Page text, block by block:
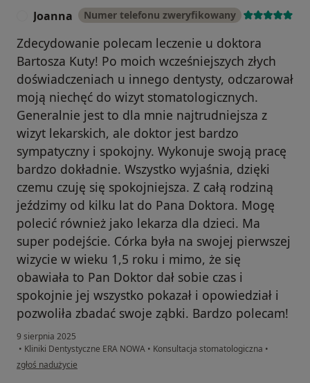
Joanna Numer telefonu zweryfikowany
Zdecydowanie polecam leczenie u doktora
Bartosza Kuty! Po moich wcześniejszych złych
doświadczeniach u innego dentysty, odczarował
moją niechęć do wizyt stomatologicznych.
Generalnie jest to dla mnie najtrudniejsza z
wizyt lekarskich, ale doktor jest bardzo
sympatyczny i spokojny. Wykonuje swoją pracę
bardzo dokładnie. Wszystko wyjaśnia, dzięki
czemu czuję się spokojniejsza. Z całą rodziną
jeździmy od kilku lat do Pana Doktora. Mogę
polecić również jako lekarza dla dzieci. Ma
super podejście. Córka była na swojej pierwszej
wizycie w wieku 1,5 roku i mimo, że się
obawiała to Pan Doktor dał sobie czas i
spokojnie jej wszystko pokazał i opowiedział i
pozwoliła zbadać swoje ząbki. Bardzo polecam!
9 sierpnia 2025
• Kliniki Dentystyczne ERA NOWA • Konsultacja stomatologiczna •
w opinii użytkownika Joanna
zgłoś nadużycie